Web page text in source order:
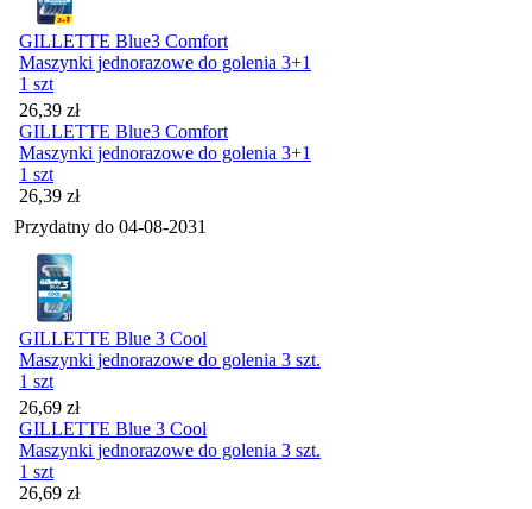
GILLETTE Blue3 Comfort
Maszynki jednorazowe do golenia 3+1
1 szt
Cena
26,39 zł
GILLETTE Blue3 Comfort
Maszynki jednorazowe do golenia 3+1
1 szt
Cena
26,39 zł
Przydatny do 04-08-2031
GILLETTE Blue 3 Cool
Maszynki jednorazowe do golenia 3 szt.
1 szt
Cena
26,69 zł
GILLETTE Blue 3 Cool
Maszynki jednorazowe do golenia 3 szt.
1 szt
Cena
26,69 zł